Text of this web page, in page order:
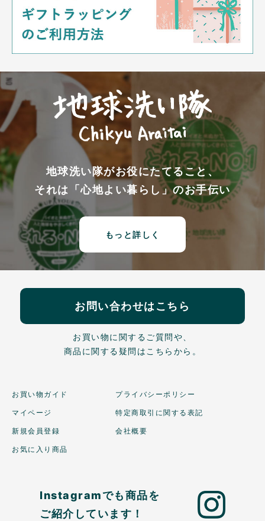
地球洗い隊がお役にたてること、
それは「心地よい暮らし」のお手伝い
もっと詳しく
お問い合わせはこちら
お買い物に関するご質問や、
商品に関する疑問はこちらから。
お買い物ガイド
マイページ
新規会員登録
お気に入り商品
プライバシーポリシー
特定商取引に関する表記
会社概要
Instagramでも商品を
ご紹介しています！